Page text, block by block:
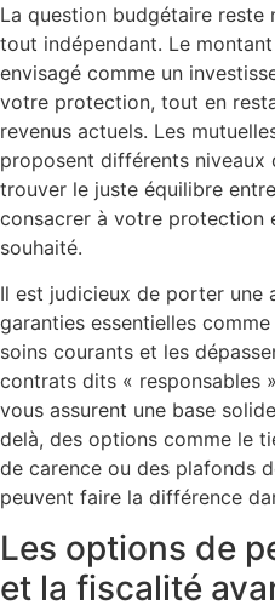
La question budgétaire reste
tout indépendant. Le
envisagé comme un
votre protection, tout en
revenus actuels. Les
proposent différents
trouver le juste équilibre
consacrer à votre protection
souhaité.
Il est judicieux de porter une
garanties essentielles
soins courants et les
contrats dits « responsables
vous assurent une base
delà, des options comme le
de carence ou des plafonds
peuvent faire la différence
Les options de
et la fiscalité